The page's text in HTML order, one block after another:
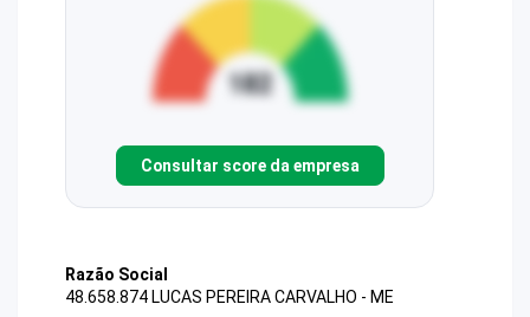
Consultar score da empresa
Razão Social
48.658.874 LUCAS PEREIRA CARVALHO - ME